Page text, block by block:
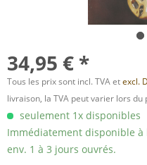
34,95 € *
Tous les prix sont incl. TVA etexcl.
livraison, la TVA peut varier lors du
seulement 1x disponibles
Immédiatement disponible
env. 1 à 3 jours ouvrés.